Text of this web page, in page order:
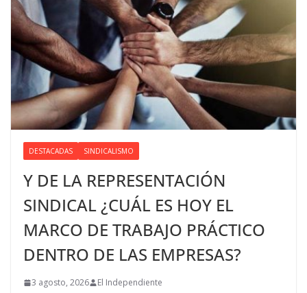
DESTACADAS SINDICALISMO
Y DE LA REPRESENTACIÓN
SINDICAL ¿CUÁL ES HOY EL
MARCO DE TRABAJO PRÁCTICO
DENTRO DE LAS EMPRESAS?
3 agosto, 2026 El Independiente